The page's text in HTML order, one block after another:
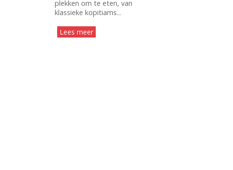
plekken om te eten, van
klassieke kopitiams...
Lees meer